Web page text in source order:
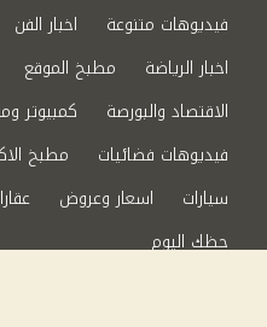
فيديوهات متنوعة
اخبار الفن
اخبار الرياضة
مطبخ الموقع
الاقتصاد والبورصة
كمبيوتر
فيديوهات فضائيات
مطبخ
سيارات
اسعار وعروض
حظك اليوم